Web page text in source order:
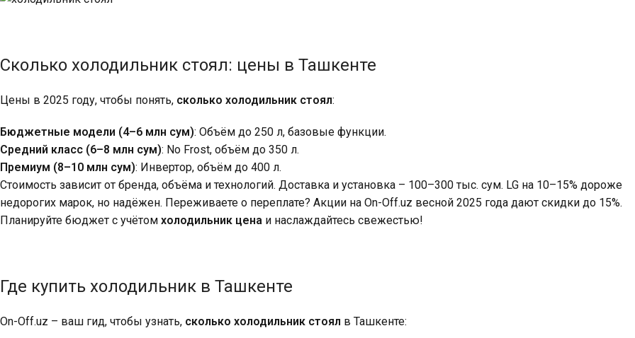
Сколько холодильник стоял: цены в Ташкенте
Цены в 2025 году, чтобы понять, сколько холодильник стоял:
Бюджетные модели (4–6 млн сум): Объём до 250 л, базовые функции.
Средний класс (6–8 млн сум): No Frost, объём до 350 л.
Премиум (8–10 млн сум): Инвертор, объём до 400 л.
Стоимость зависит от бренда, объёма и технологий. Доставка и установка – 100–300 тыс. сум. LG на 10–15% дороже
недорогих марок, но надёжен. Переживаете о переплате? Акции на On-Off.uz весной 2025 года дают скидки до 15%.
Планируйте бюджет с учётом холодильник цена и наслаждайтесь свежестью!
Где купить холодильник в Ташкенте
On-Off.uz – ваш гид, чтобы узнать, сколько холодильник стоял в Ташкенте: